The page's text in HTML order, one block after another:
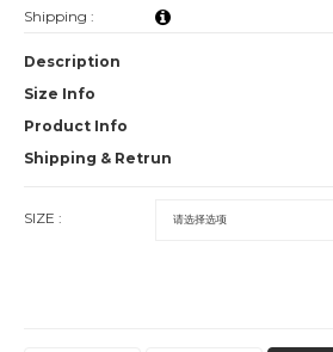
Shipping :
Description
Size Info
Product Info
Shipping & Retrun
SIZE :